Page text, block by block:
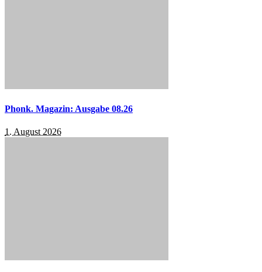
Phonk. Magazin: Ausgabe 08.26
1. August 2026